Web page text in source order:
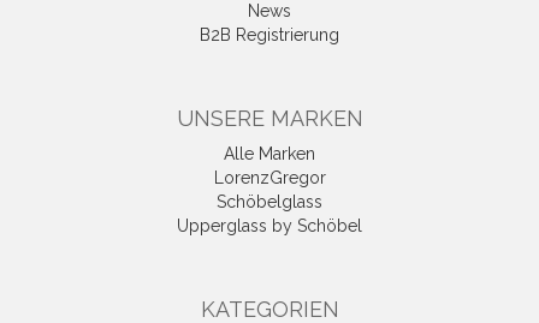
News
B2B Registrierung
UNSERE MARKEN
Alle Marken
LorenzGregor
Schöbelglass
Upperglass by Schöbel
KATEGORIEN